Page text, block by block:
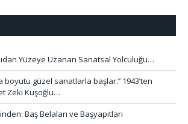
Yüzeye Uzanan Sanatsal Yolculuğu…
boyutu güzel sanatlarla başlar.’’ 1943’ten
Zeki Kuşoğlu…
Baş Belaları ve Başyapıtları